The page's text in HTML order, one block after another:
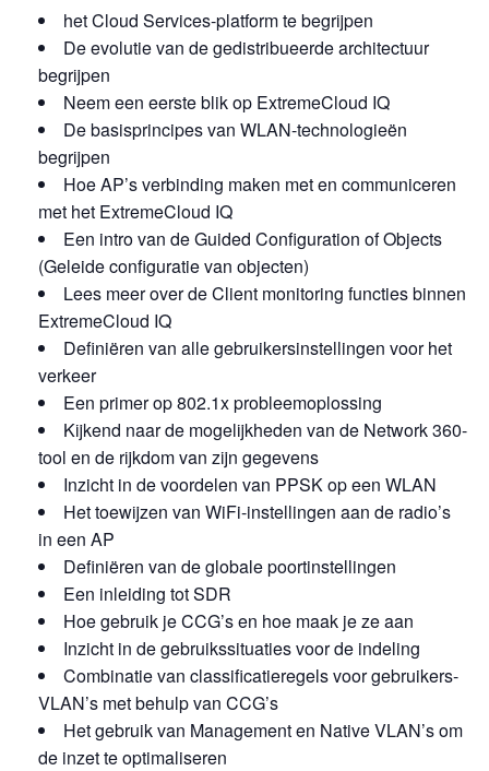
het Cloud Services-platform te begrijpen
De evolutie van de gedistribueerde architectuur
begrijpen
Neem een eerste blik op ExtremeCloud IQ
De basisprincipes van WLAN-technologieën
begrijpen
Hoe AP’s verbinding maken met en communiceren
met het ExtremeCloud IQ
Een intro van de Guided Configuration of Objects
(Geleide configuratie van objecten)
Lees meer over de Client monitoring functies binnen
ExtremeCloud IQ
Definiëren van alle gebruikersinstellingen voor het
verkeer
Een primer op 802.1x probleemoplossing
Kijkend naar de mogelijkheden van de Network 360-
tool en de rijkdom van zijn gegevens
Inzicht in de voordelen van PPSK op een WLAN
Het toewijzen van WiFi-instellingen aan de radio’s
in een AP
Definiëren van de globale poortinstellingen
Een inleiding tot SDR
Hoe gebruik je CCG’s en hoe maak je ze aan
Inzicht in de gebruikssituaties voor de indeling
Combinatie van classificatieregels voor gebruikers-
VLAN’s met behulp van CCG’s
Het gebruik van Management en Native VLAN’s om
de inzet te optimaliseren